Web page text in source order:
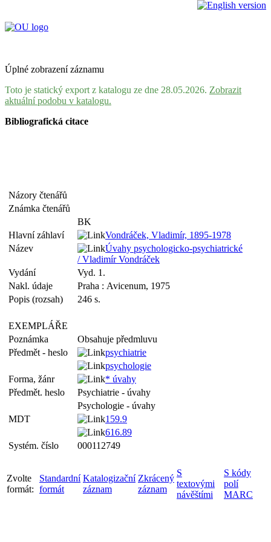
Úplné zobrazení záznamu
Toto je statický export z katalogu ze dne 28.05.2026. Zobrazit
aktuální podobu v katalogu.
Bibliografická citace
Názory čtenářů
Známka čtenářů
BK
Hlavní záhlaví
Vondráček, Vladimír, 1895-1978
Název
Úvahy psychologicko-psychiatrické
/ Vladimír Vondráček
Vydání
Vyd. 1.
Nakl. údaje
Praha : Avicenum, 1975
Popis (rozsah)
246 s.
EXEMPLÁŘE
Poznámka
Obsahuje předmluvu
Předmět - heslo
psychiatrie
psychologie
Forma, žánr
* úvahy
Předmět. heslo
Psychiatrie - úvahy
Psychologie - úvahy
MDT
159.9
616.89
Systém. číslo
000112749
Zvolte
formát:
Standardní
formát
Katalogizační
záznam
Zkrácený
záznam
S
textovými
návěštími
S kódy
polí
MARC